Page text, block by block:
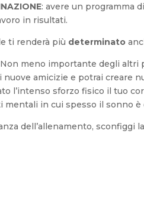
: avere un programma
in risultati.
ti renderà più determinato
Non meno importante degli altri
amicizie e potrai creare
l’intenso sforzo fisico il tuo
mentali in cui spesso il sonno
dell’allenamento,